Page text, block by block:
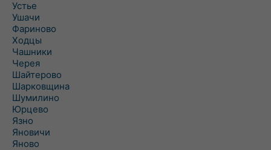
Устье
Ушачи
Фариново
Ходцы
Чашники
Черея
Шайтерово
Шарковщина
Шумилино
Юрцево
Язно
Яновичи
Яново